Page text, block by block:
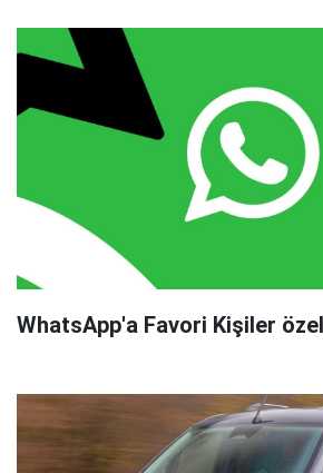
WhatsApp'a Favori Kişiler